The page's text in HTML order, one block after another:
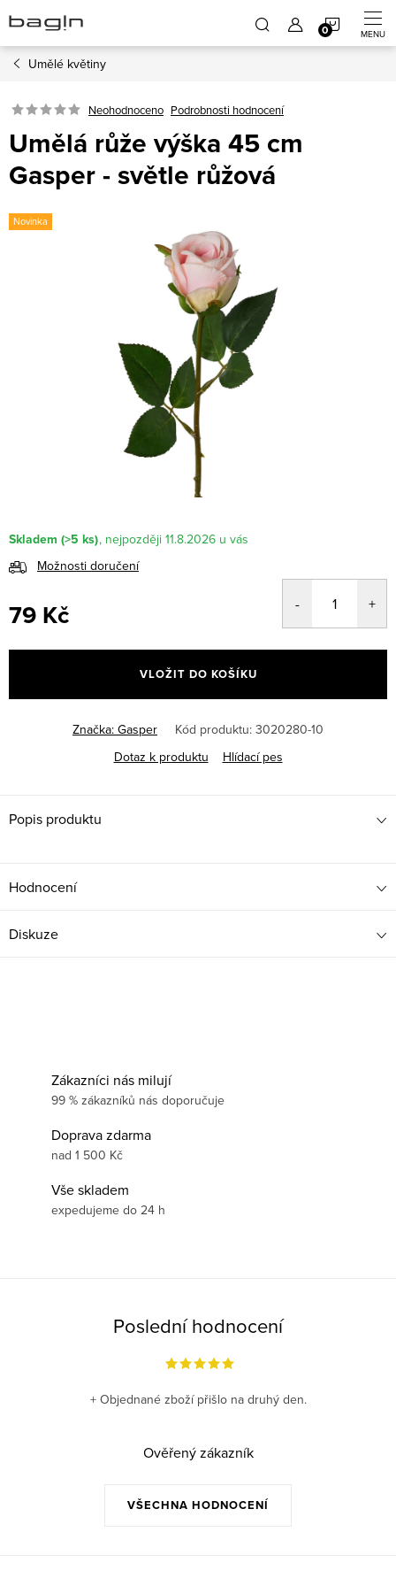
na
obsah
Umělé květiny
Neohodnoceno Podrobnosti hodnocení
Umělá růže výška 45 cm
Gasper - světle růžová
Novinka
Skladem (>5 ks)
11.8.2026
Možnosti doručení
79 Kč
cena:
VLOŽIT DO KOŠÍKU
Značka: Gasper Kód produktu: 3020280-10
Dotaz k produktu
Hlídací pes
Popis produktu
Hodnocení
Diskuze
Zákazníci nás milují
99 % zákazníků nás doporučuje
Doprava zdarma
nad 1 500 Kč
Vše skladem
expedujeme do 24 h
Poslední hodnocení
VŠECHNA HODNOCENÍ
+ Objednané zboží přišlo na druhý den.
Ověřený zákazník